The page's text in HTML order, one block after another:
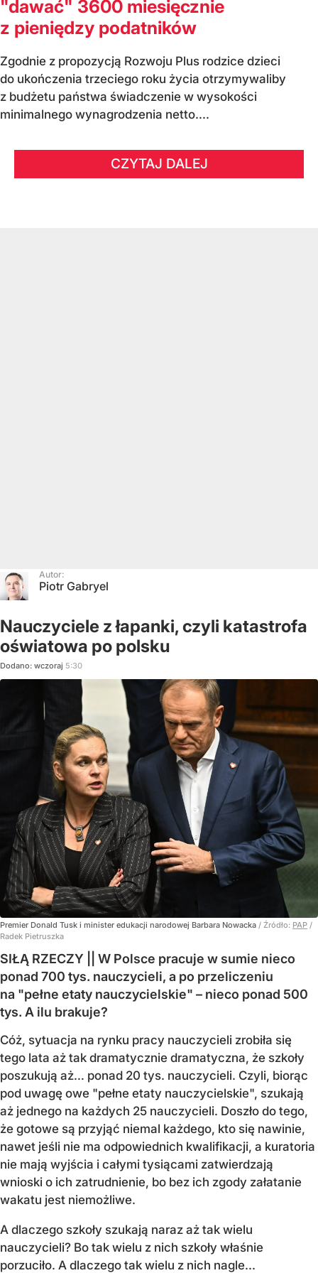
"dawać" 3600 miesięcznie
z pieniędzy podatników
Zgodnie z propozycją Rozwoju Plus rodzice dzieci
do ukończenia trzeciego roku życia otrzymywaliby
z budżetu państwa świadczenie w wysokości
minimalnego wynagrodzenia netto....
CZYTAJ DALEJ
Autor:
Piotr Gabryel
Nauczyciele z łapanki, czyli katastrofa
oświatowa po polsku
Dodano: wczoraj 5:30
Premier Donald Tusk i minister edukacji narodowej Barbara Nowacka / Źródło: PAP /
Radek Pietruszka
SIŁĄ RZECZY || W Polsce pracuje w sumie nieco
ponad 700 tys. nauczycieli, a po przeliczeniu
na "pełne etaty nauczycielskie" – nieco ponad 500
tys. A ilu brakuje?
Cóż, sytuacja na rynku pracy nauczycieli zrobiła się
tego lata aż tak dramatycznie dramatyczna, że szkoły
poszukują aż… ponad 20 tys. nauczycieli. Czyli, biorąc
pod uwagę owe "pełne etaty nauczycielskie", szukają
aż jednego na każdych 25 nauczycieli. Doszło do tego,
że gotowe są przyjąć niemal każdego, kto się nawinie,
nawet jeśli nie ma odpowiednich kwalifikacji, a kuratoria
nie mają wyjścia i całymi tysiącami zatwierdzają
wnioski o ich zatrudnienie, bo bez ich zgody załatanie
wakatu jest niemożliwe.
A dlaczego szkoły szukają naraz aż tak wielu
nauczycieli? Bo tak wielu z nich szkoły właśnie
porzuciło. A dlaczego tak wielu z nich nagle...